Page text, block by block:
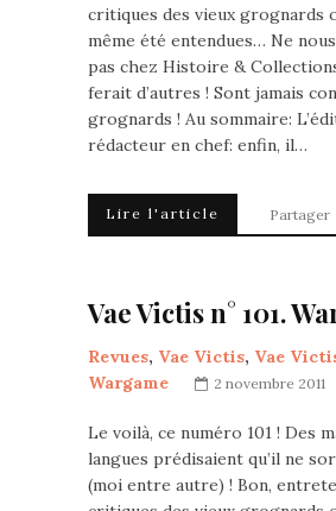
critiques des vieux grognards
même été entendues… Ne
pas chez Histoire &
ferait d’autres ! Sont jamais
grognards ! Au sommaire:
rédacteur en chef: enfin, il…
Lire l'article Partager
Vae Victis n° 101.
Revues, Vae Victis, Vae
Wargame
2 novembre 2011
Le voilà, ce numéro 101 ! Des
langues prédisaient qu’il ne
(moi entre autre) ! Bon,